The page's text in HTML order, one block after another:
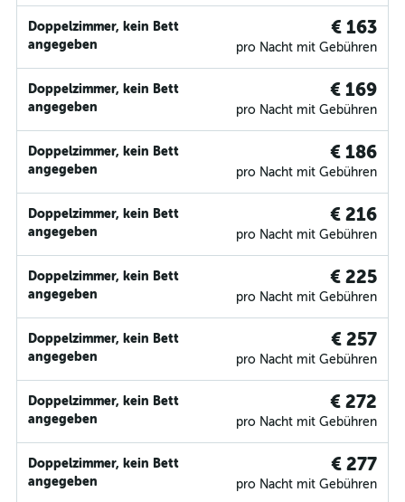
Doppelzimmer, kein Bett
angegeben
€ 163
pro Nacht mit Gebühren
Doppelzimmer, kein Bett
angegeben
€ 169
pro Nacht mit Gebühren
Doppelzimmer, kein Bett
angegeben
€ 186
pro Nacht mit Gebühren
Doppelzimmer, kein Bett
angegeben
€ 216
pro Nacht mit Gebühren
Doppelzimmer, kein Bett
angegeben
€ 225
pro Nacht mit Gebühren
Doppelzimmer, kein Bett
angegeben
€ 257
pro Nacht mit Gebühren
Doppelzimmer, kein Bett
angegeben
€ 272
pro Nacht mit Gebühren
Doppelzimmer, kein Bett
angegeben
€ 277
pro Nacht mit Gebühren